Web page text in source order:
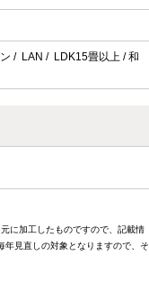
/ LAN / LDK15畳以上 / 和
に加工したものですので、記載情
年見直しの対象となりますので、そ